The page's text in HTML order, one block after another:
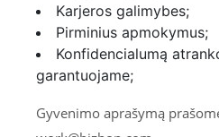
Karjeros galimybes;
Pirminius apmokymus;
Konfidencialumą
garantuojame;
Gyvenimo aprašymą